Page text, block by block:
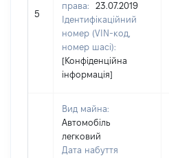
5
права:
23.07.2019
Ідентифікаційний
номер (VIN-код,
номер шасі):
[Конфіденційна
інформація]
Вид майна:
Автомобіль
легковий
Дата набуття